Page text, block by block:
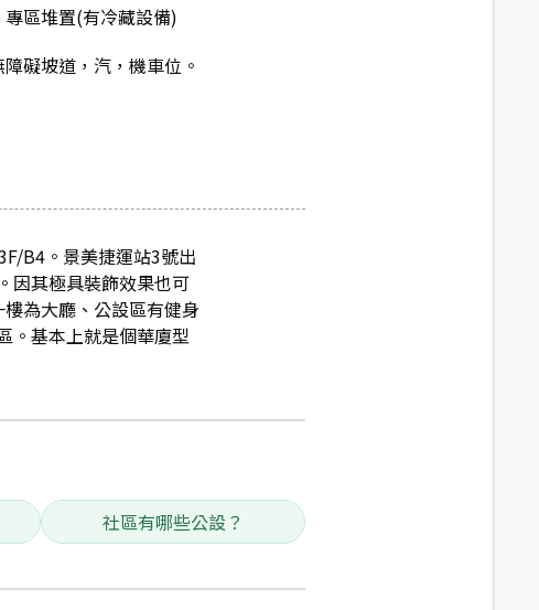
區堆置(有冷藏設備)
礙坡道，汽，機車位。
B4。景美捷運站3號出
因其極具裝飾效果也可
為大廳、公設區有健身
。基本上就是個華廈型
社區有哪些公設？